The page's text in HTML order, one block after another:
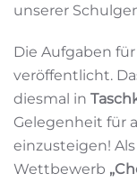
unserer
Die Aufgaben
veröffentlicht.
diesmal in
Gelegenheit für
einzusteigen!
Wettbewerb